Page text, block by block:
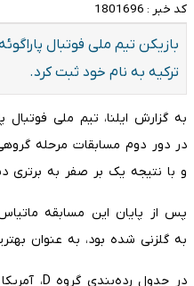
کد خبر : 1801696
بازیکن تیم ملی فوتبال
ترکیه به نام خود ثبت کرد.
در دور دوم مسابقات مرحله
و با نتیجه یک بر صفر به برتری
به گلزنی شده بود، به عنوان